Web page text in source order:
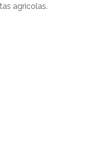
agricolas.